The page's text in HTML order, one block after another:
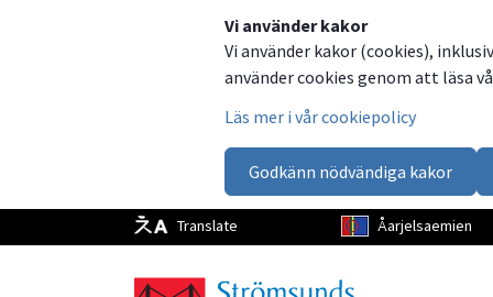
Vi använder kakor
Vi använder kakor (cookies),
använder cookies genom att läsa
Läs mer i vår cookiepolicy
Godkänn nödvändiga kakor
Translate Åarjelsaemien